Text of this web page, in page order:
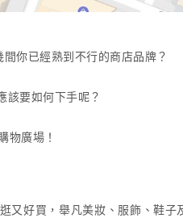
你已經熟到不行的商店品牌？
該要如何下手呢？
物廣場！
又好買，舉凡美妝、服飾、鞋子